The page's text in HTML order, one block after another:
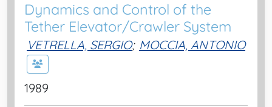
Dynamics and Control of the
Tether Elevator/Crawler System
VETRELLA, SERGIO; MOCCIA, ANTONIO
1989